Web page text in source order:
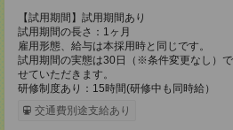
【試用期間】試用期間あり
試用期間の長さ：1ヶ月
雇用形態、給与は本採用時と同じです。
試用期間の実態は30日（※条件変更なし）
せていただきます。
研修制度あり：15時間(研修中も同時給）
交通費別途支給あり